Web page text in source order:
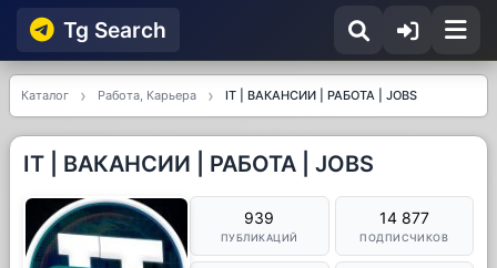
Tg Searсh
Каталог Работа, Карьера IT | ВАКАНСИИ | РАБОТА | JOBS
IT | ВАКАНСИИ | РАБОТА | JOBS
939
ПУБЛИКАЦИЙ
14 877
ПОДПИСЧИКОВ